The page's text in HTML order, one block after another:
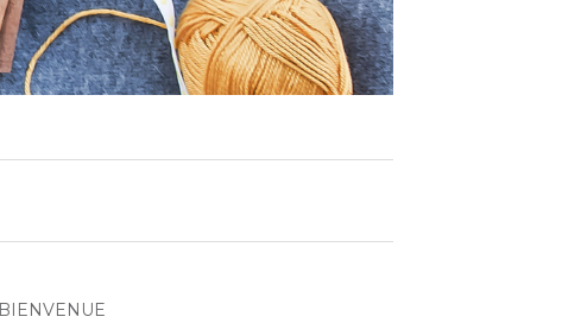
BIENVENUE